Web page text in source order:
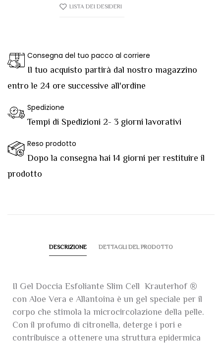
LISTA DEI DESIDERI
Consegna del tuo pacco al corriere
Il tuo acquisto partirà dal nostro magazzino
entro le 24 ore successive all'ordine
Spedizione
Tempi di Spedizioni 2- 3 giorni lavorativi
Reso prodotto
Dopo la consegna hai 14 giorni per restituire il
prodotto
DESCRIZIONE DETTAGLI DEL PRODOTTO
Il Gel Doccia Esfoliante Slim Cell Krauterhof ®
con Aloe Vera e Allantoina è un gel speciale per il
corpo che stimola la microcircolazione della pelle.
Con il profumo di citronella, deterge i pori e
contribuisce a ottenere una struttura epidermica